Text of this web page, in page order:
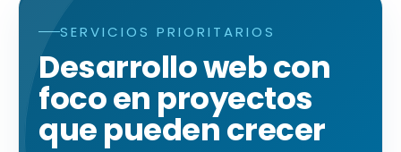
Servicios prioritarios de agencia de diseño web
SERVICIOS PRIORITARIOS
Desarrollo web con
foco en proyectos
que pueden crecer